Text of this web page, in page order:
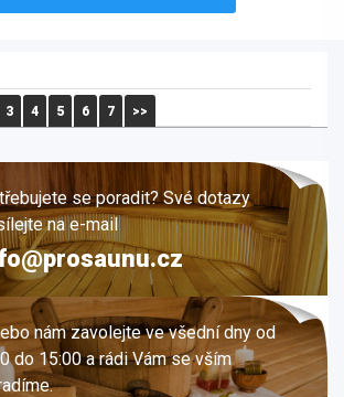
3 4 5 6 7 >>
se poradit? Své dotazy
na e-mail
nám zavolejte ve všední dny od
do 15:00 a rádi Vám se vším